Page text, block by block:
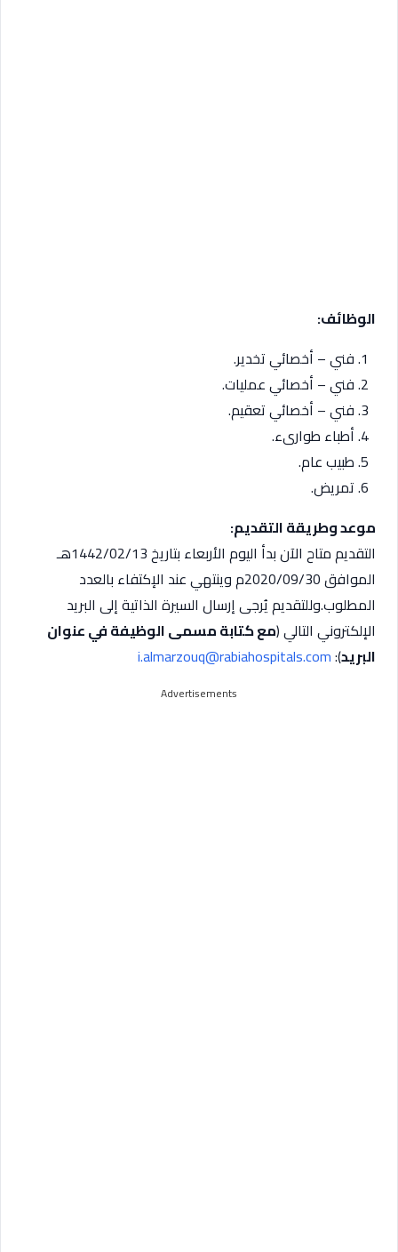
الوظائف:
فني – أخصائي تخدير.
فني – أخصائي عمليات.
فني – أخصائي تعقيم.
أطباء طوارىء.
طبيب عام.
تمريض.
موعد وطريقة التقديم:
التقديم متاح الآن بدأ اليوم الأربعاء بتاريخ 1442/02/13هـ
الموافق 2020/09/30م وينتهي عند الإكتفاء بالعدد
المطلوب.وللتقديم يُرجى إرسال السيرة الذاتية إلى البريد
الإلكتروني التالي (مع كتابة مسمى الوظيفة في عنوان
البريد):
i.almarzouq@rabiahospitals.com
Advertisements